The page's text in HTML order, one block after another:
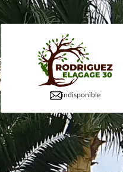
indisponible